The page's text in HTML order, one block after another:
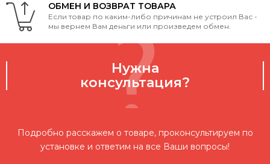
ОБМЕН И ВОЗВРАТ ТОВАРА
Если товар по каким-либо причинам не устроил Вас -
мы вернем Вам деньги или произведем обмен.
Нужна
консультация?
Подробно расскажем о товаре, проконсультируем по
установке и ответим на все Ваши вопросы!